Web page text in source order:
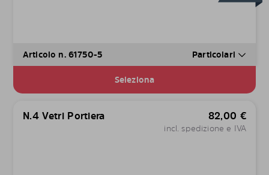
Articolo n. 61750-5 Particolari
Seleziona
N.4 Vetri Portiera 82,00 €
incl. spedizione e IVA